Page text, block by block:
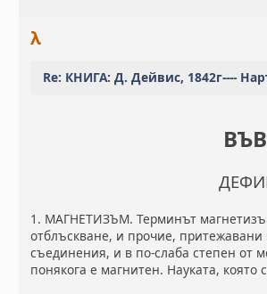
λ
Re: КНИГА: Д. Дейвис, 1842г----
1. МАГНЕТИЗЪМ. Терминът
отблъскване, и прочие, притежавани
съединения, и в по-слаба степен от
понякога е магнитен. Науката,